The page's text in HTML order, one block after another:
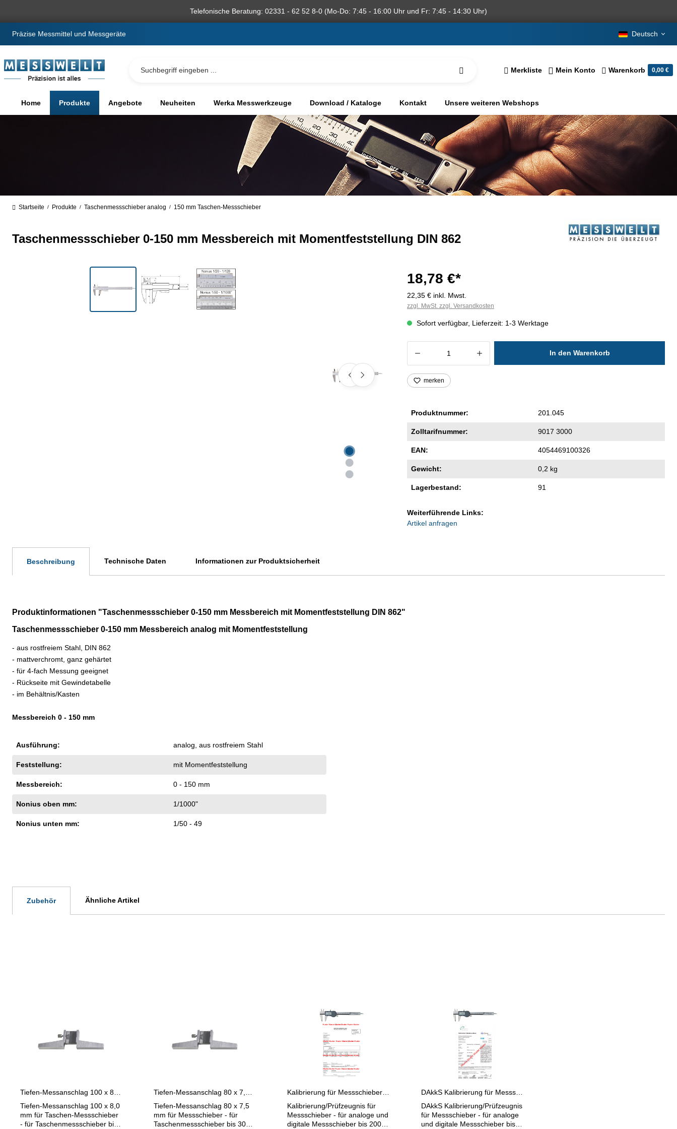
Telefonische Beratung: 02331 - 62 52 8-0 (Mo-Do: 7:45 - 16:00 Uhr und Fr: 7:45 - 14:30 Uhr)
Präzise Messmittel und Messgeräte Deutsch
Merkliste Mein Konto Warenkorb 0,00 €
Home Produkte Angebote Neuheiten Werka Messwerkzeuge Download / Kataloge Kontakt Unsere weiteren Webshops
Startseite / Produkte / Taschenmessschieber analog / 150 mm Taschen-Messschieber
Taschenmessschieber 0-150 mm Messbereich mit Momentfeststellung DIN 862
Bildergalerie überspringen 18,78 €*
22,35 € inkl. Mwst.
zzgl. MwSt. zzgl. Versandkosten
Sofort verfügbar, Lieferzeit: 1-3 Werktage
Produkt Anzahl: Gib den gewünschten Wert
In den Warenkorb
merken
Produktnummer: 201.045
Zolltarifnummer: 9017 3000
EAN: 4054469100326
Gewicht: 0,2 kg
Lagerbestand: 91
Weiterführende Links:
Artikel anfragen
Beschreibung Technische Daten Informationen zur Produktsicherheit
Produktinformationen "Taschenmessschieber 0-150 mm Messbereich mit Momentfeststellung DIN 862"
Taschenmessschieber 0-150 mm Messbereich analog mit Momentfeststellung
- aus rostfreiem Stahl, DIN 862
- mattverchromt, ganz gehärtet
- für 4-fach Messung geeignet
- Rückseite mit Gewindetabelle
- im Behältnis/Kasten
Messbereich 0 - 150 mm
Ausführung: analog , aus rostfreiem Stahl
Feststellung: mit Momentfeststellung
Messbereich: 0 - 150 mm
Nonius oben mm: 1/1000"
Nonius unten mm: 1/50 - 49
Zubehör Ähnliche Artikel
Tiefen-Messanschlag 100 x 8,0
mm für Taschen-Messschieber
- für Taschenmessschieber bis
Tiefen-Messanschlag 80 x 7,5
mm für Messschieber - für
Taschenmessschieber bis 300
Kalibrierung/Prüfzeugnis für
Messschieber - für analoge und
digitale Messschieber bis 200
DAkkS Kalibrierung für Messschieber bis 200 mm
DAkkS Kalibrierung/Prüfzeugnis
für Messschieber - für analoge
und digitale Messschieber bis